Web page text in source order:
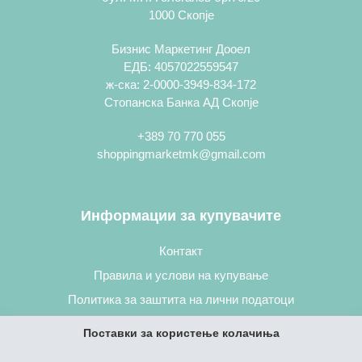
1000 Скопје
Бизнис Маркетинг Дооел
ЕДБ: 4057022559547
ж-ска: 2-0000-3949-834-172
Стопанска Банка АД Скопје
+389 70 770 055
shoppingmarketmk@gmail.com
Информации за купувачите
Контакт
Правила и услови на купување
Политика за заштита на лични податоци
Поставки за користење колачиња